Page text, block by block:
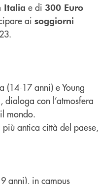
Italia e di 300 Euro
ai soggiorni
17 anni) e Young
con l’atmosfera
mondo.
antica città del paese,
anni), in campus